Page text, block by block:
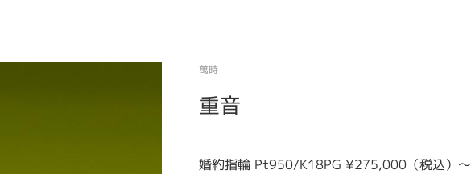
萬時
重音
婚約指輪 Pt950/K18PG ¥275,000（税込）～